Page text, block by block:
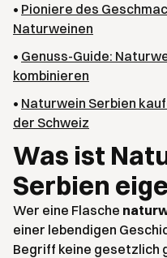
• Pioniere des
Naturweinen
• Genuss-Guide:
kombinieren
• Naturwein Serbien
der Schweiz
Was ist
Serbien
Wer eine Flasche
einer lebendigen
Begriff keine gesetzlich